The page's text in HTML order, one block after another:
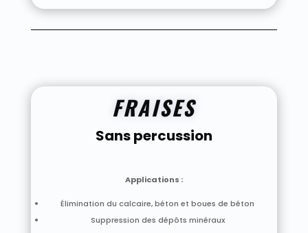
FRAISES
Sans percussion
Applications :
Élimination du calcaire, béton et boues de béton
Suppression des dépôts minéraux